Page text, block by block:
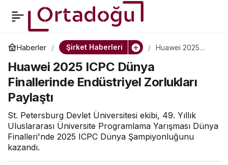
Haberler Şirket Haberleri
Huawei 2025
Zorlukları Paylaştı
Huawei 2025 ICPC Dünya
Finallerinde Endüstriyel Zorlukları
Paylaştı
St. Petersburg Devlet Üniversitesi ekibi, 49. Yıllık
Uluslararası Üniversite Programlama Yarışması Dünya
Finalleri'nde 2025 ICPC Dünya Şampiyonluğunu
kazandı.
Huawei 2025 ICPC
Dünya Finallerinde
Endüstriyel Zorlukları
Paylaştı